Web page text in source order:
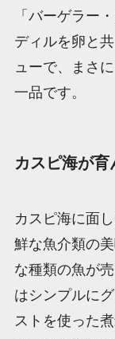
「バーゲラー
ディルを卵と
ューで、まさ
一品です。
カスピ海が
カスピ海に面
鮮な魚介類の
な種類の魚が
はシンプルに
ストを使った